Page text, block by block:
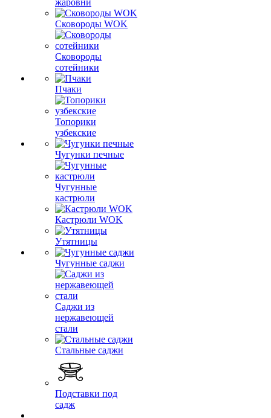
жаровни
Сковороды WOK
Сковороды
сотейники
Пчаки
Топорики
узбекские
Чугунки печные
Чугунные
кастрюли
Кастрюли WOK
Утятницы
Чугунные саджи
Саджи из
нержавеющей
стали
Стальные саджи
Подставки под
садж